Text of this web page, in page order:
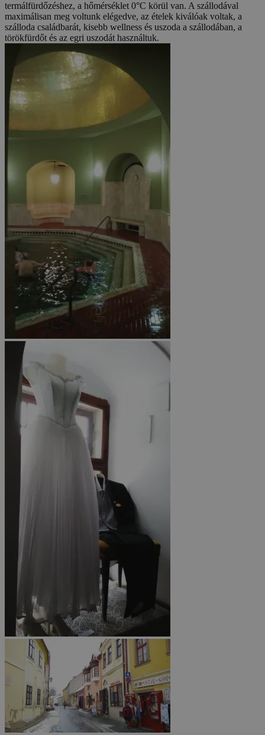
termálfürdőzéshez, a hőmérséklet 0°C körül van. A szállodával
maximálisan meg voltunk elégedve, az ételek kiválóak voltak, a
szálloda családbarát, kisebb wellness és uszoda a szállodában, a
törökfürdőt és az egri uszodát használtuk.